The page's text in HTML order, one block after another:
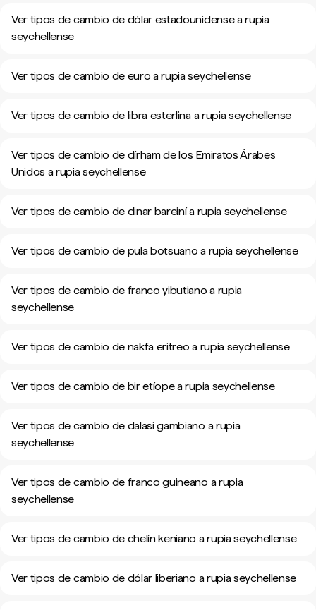
Ver tipos de cambio de dólar estadounidense a rupia
seychellense
Ver tipos de cambio de euro a rupia seychellense
Ver tipos de cambio de libra esterlina a rupia seychellense
Ver tipos de cambio de dírham de los Emiratos Árabes
Unidos a rupia seychellense
Ver tipos de cambio de dinar bareiní a rupia seychellense
Ver tipos de cambio de pula botsuano a rupia seychellense
Ver tipos de cambio de franco yibutiano a rupia
seychellense
Ver tipos de cambio de nakfa eritreo a rupia seychellense
Ver tipos de cambio de bir etíope a rupia seychellense
Ver tipos de cambio de dalasi gambiano a rupia
seychellense
Ver tipos de cambio de franco guineano a rupia
seychellense
Ver tipos de cambio de chelín keniano a rupia seychellense
Ver tipos de cambio de dólar liberiano a rupia seychellense